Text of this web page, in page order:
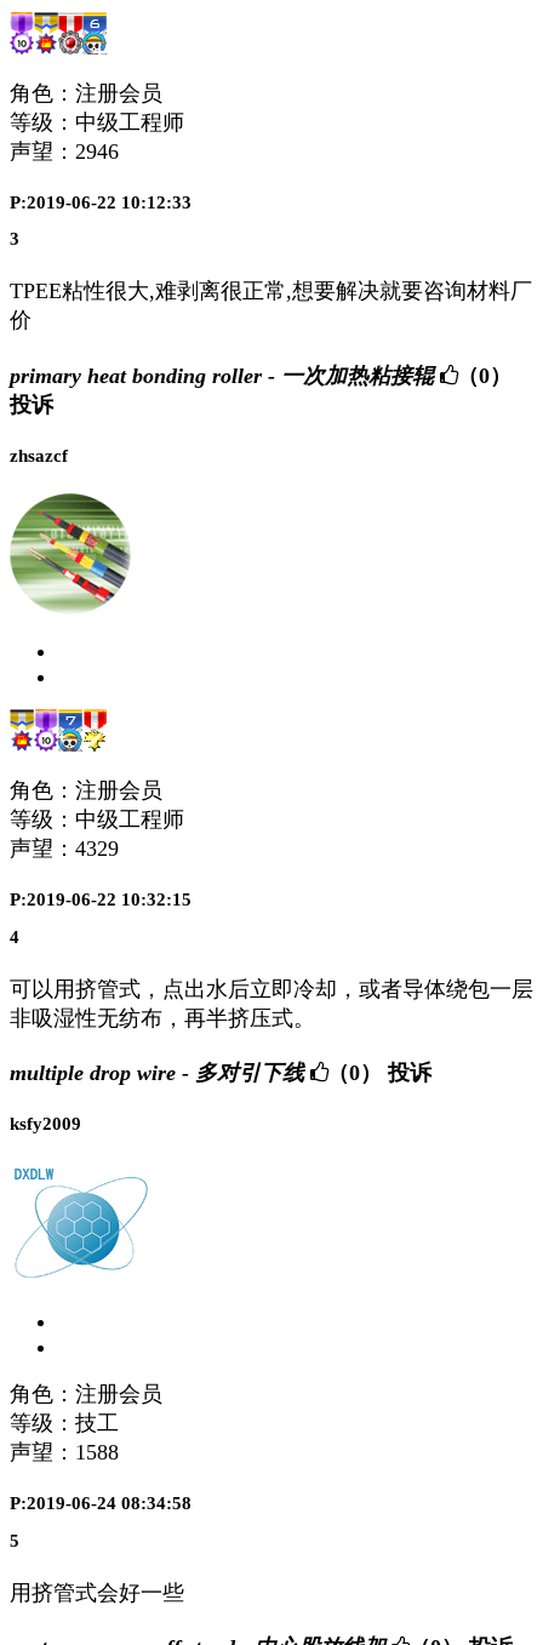
角色：注册会员
等级：中级工程师
声望： 2946
P:2019-06-22 10:12:33
3
TPEE粘性很大,难剥离很正常,想要解决就要咨询材料厂
价
primary heat bonding roller - 一次加热粘接辊
（0）
投诉
zhsazcf
角色：注册会员
等级：中级工程师
声望： 4329
P:2019-06-22 10:32:15
4
可以用挤管式，点出水后立即冷却，或者导体绕包一层
非吸湿性无纺布，再半挤压式。
multiple drop wire - 多对引下线 （0） 投诉
ksfy2009
角色：注册会员
等级：技工
声望： 1588
P:2019-06-24 08:34:58
5
用挤管式会好一些